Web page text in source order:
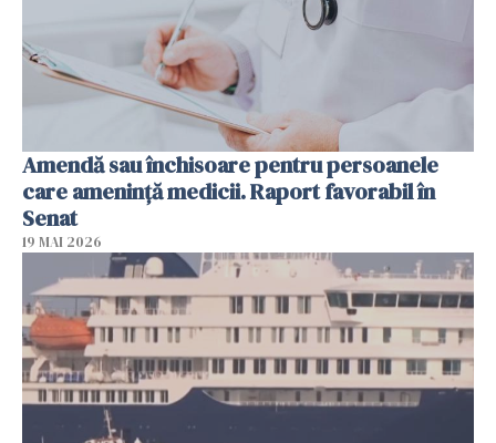
Amendă sau închisoare pentru persoanele
care ameninţă medicii. Raport favorabil în
Senat
19 MAI 2026